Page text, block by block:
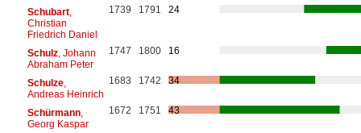
Schubart,
Christian
Friedrich Daniel
1739 1791 24
Schulz, Johann
Abraham Peter
1747 1800 16
Schulze,
Andreas Heinrich
1683 1742 34
Schürmann,
Georg Kaspar
1672 1751 43